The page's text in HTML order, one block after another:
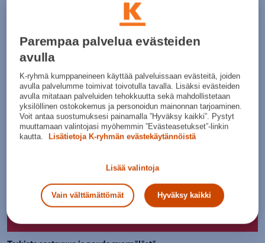
USP101423)
19,95€
Normaalihinta:
Lisätietoa
Värit:
M L XL 2XL Kokotaulukko
Parempaa palvelua evästeiden
avulla
K-ryhmä kumppaneineen käyttää palveluissaan evästeitä, joiden
avulla palvelumme toimivat toivotulla tavalla. Lisäksi evästeiden
avulla mitataan palveluiden tehokkuutta sekä mahdollistetaan
yksilöllinen ostokokemus ja personoidun mainonnan tarjoaminen.
Voit antaa suostumuksesi painamalla ”Hyväksy kaikki”. Pystyt
muuttamaan valintojasi myöhemmin ”Evästeasetukset”-linkin
kautta.
Lisätietoja K-ryhmän evästekäytännöistä
Lisää valintoja
Vain välttämättömät Hyväksy kaikki